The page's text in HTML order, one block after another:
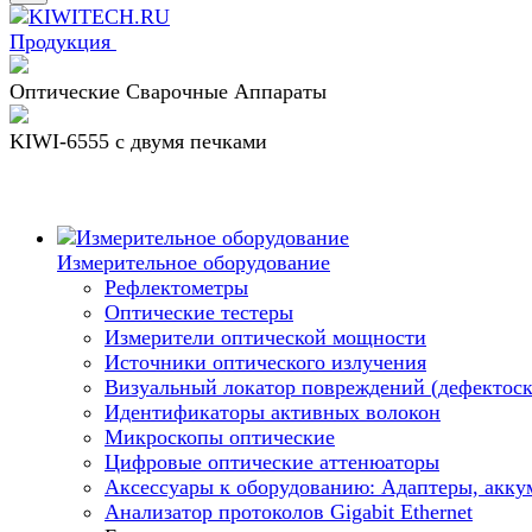
Продукция
Оптические Сварочные Аппараты
KIWI-6555 c двумя печками
Измерительное оборудование
Рефлектометры
Оптические тестеры
Измерители оптической мощности
Источники оптического излучения
Визуальный локатор повреждений
Идентификаторы активных волокон
Микроскопы оптические
Цифровые оптические аттенюаторы
Аксессуары к оборудованию: Адаптеры,
Анализатор протоколов Gigabit Ethernet